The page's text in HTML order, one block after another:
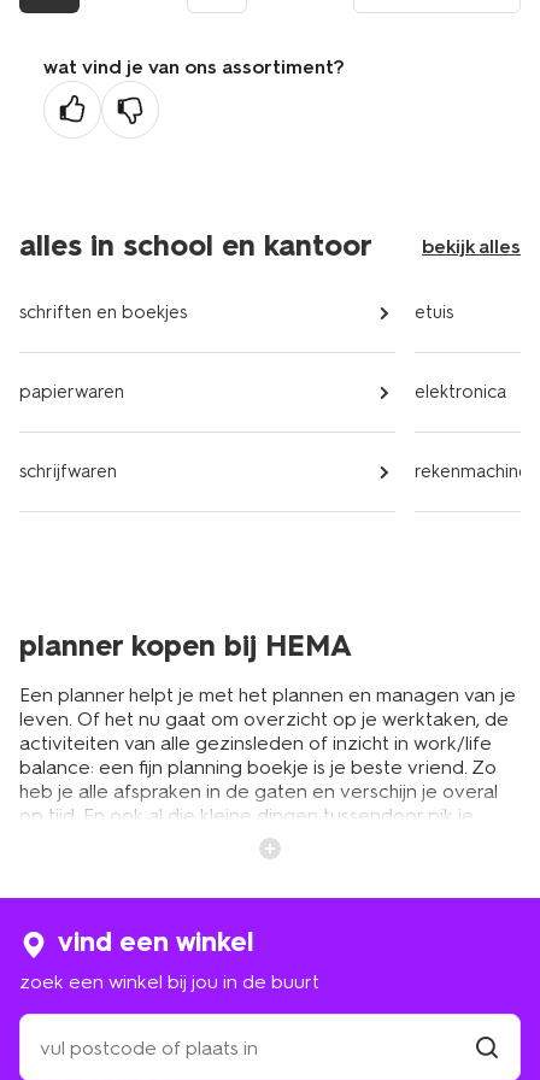
pagina
wat vind je van ons assortiment?
alles in school en kantoor bekijk alles
schriften en boekjes
papierwaren
schrijfwaren
etuis
elektronica
planner kopen bij HEMA
Een planner helpt je met het plannen en managen van je
leven. Of het nu gaat om overzicht op je werktaken, de
activiteiten van alle gezinsleden of inzicht in work/life
balance: een fijn planning boekje is je beste vriend. Zo
heb je alle afspraken in de gaten en verschijn je overal
op tijd. En ook al die kleine dingen tussendoor pik je
gewoon mee: even langs de apotheek, de hagelslag die
op is en er komt ook nog iemand voor onderhoud aan
kalender. Een planner is veel meer dan dat. Want je
houdt er niet alleen alle meetings en afspraken op bij. Je
noteert in een planning boekje ook allerlei andere
dingen. Steeds als je iets te binnen schiet kun je dit
opschrijven, zoals boodschappen die je nodig hebt. En
was het vandaag nou yoga of spinning? Noteer je
vind een winkel
zoek een winkel bij jou in de buurt
zoek
een
winkel